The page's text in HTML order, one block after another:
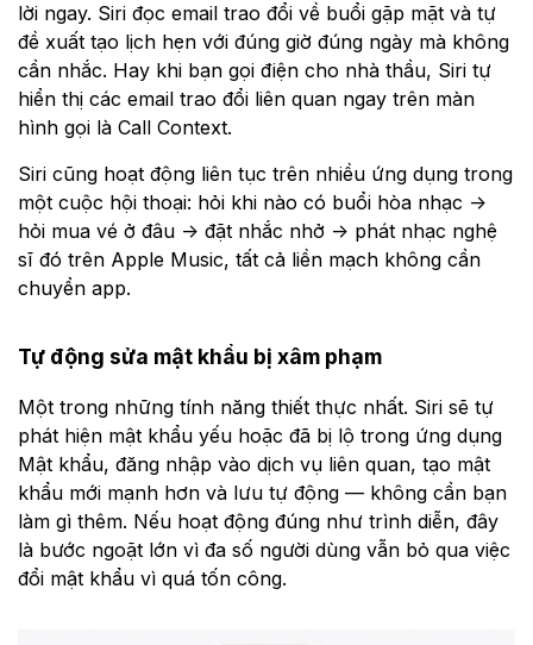
lời ngay. Siri đọc email trao đổi về buổi gặp mặt và tự
đề xuất tạo lịch hẹn với đúng giờ đúng ngày mà không
cần nhắc. Hay khi bạn gọi điện cho nhà thầu, Siri tự
hiển thị các email trao đổi liên quan ngay trên màn
hình gọi là Call Context.
Siri cũng hoạt động liên tục trên nhiều ứng dụng trong
một cuộc hội thoại: hỏi khi nào có buổi hòa nhạc →
hỏi mua vé ở đâu → đặt nhắc nhở → phát nhạc nghệ
sĩ đó trên Apple Music, tất cả liền mạch không cần
chuyển app.
Tự động sửa mật khẩu bị xâm phạm
Một trong những tính năng thiết thực nhất. Siri sẽ tự
phát hiện mật khẩu yếu hoặc đã bị lộ trong ứng dụng
Mật khẩu, đăng nhập vào dịch vụ liên quan, tạo mật
khẩu mới mạnh hơn và lưu tự động — không cần bạn
làm gì thêm. Nếu hoạt động đúng như trình diễn, đây
là bước ngoặt lớn vì đa số người dùng vẫn bỏ qua việc
đổi mật khẩu vì quá tốn công.